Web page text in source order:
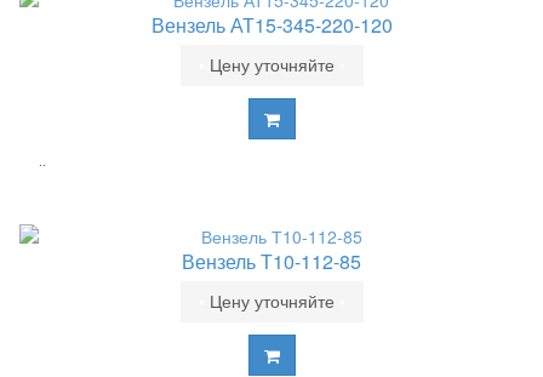
Вензель АТ15-345-220-120
Цену уточняйте
..
Вензель Т10-112-85
Цену уточняйте